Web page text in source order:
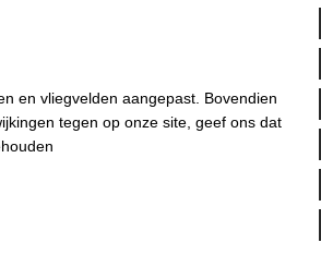
en vliegvelden aangepast. Bovendien
tegen op onze site, geef ons dat